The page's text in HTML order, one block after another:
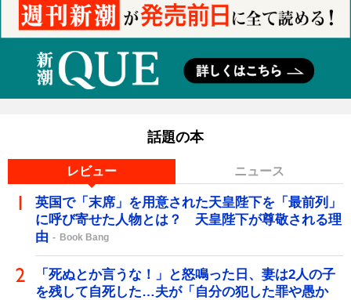
話題の本
レビュー ニュース
英国で「末席」を用意された天皇陛下を「最前列」
に呼び寄せた人物とは？ 天皇陛下が尊敬される理
由
Book Bang
「死ぬとか言うな！」と怒鳴った日、妻は2人の子
を残して自死した…夫が「自分の犯した罪や愚か